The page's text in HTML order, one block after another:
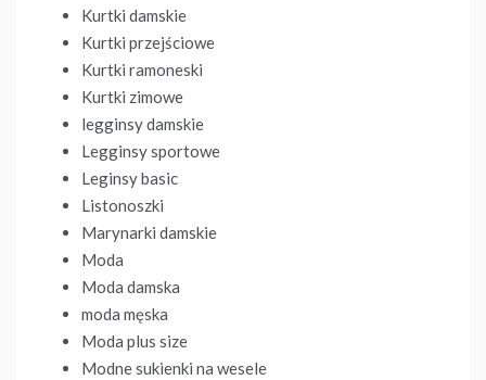
Kurtki damskie
Kurtki przejściowe
Kurtki ramoneski
Kurtki zimowe
legginsy damskie
Legginsy sportowe
Leginsy basic
Listonoszki
Marynarki damskie
Moda
Moda damska
moda męska
Moda plus size
Modne sukienki na wesele